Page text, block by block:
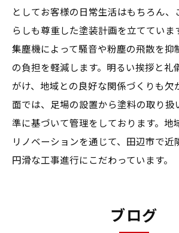
としてお客様の日常生活はもちろん、
らしも尊重した塗装計画を立てていま
集塵機によって騒音や粉塵の飛散を抑
の負担を軽減します。明るい挨拶と礼
がけ、地域との良好な関係づくりも欠
面では、足場の設置から塗料の取り扱
準に基づいて管理をしております。地
リノベーションを通じて、田辺市で近
円滑な工事進行にこだわっています。
ブログ